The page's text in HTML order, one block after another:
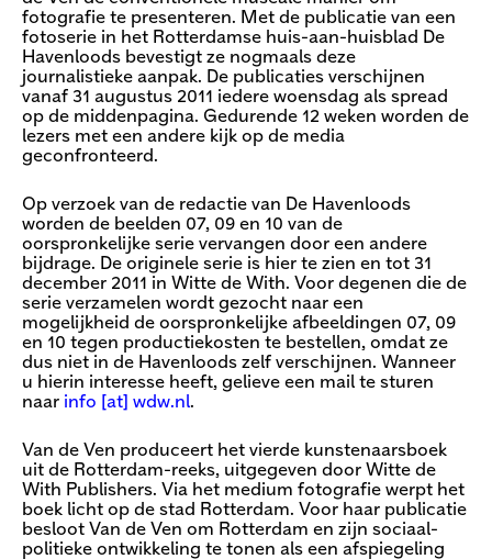
fotografie te presenteren. Met de publicatie van een
fotoserie in het Rotterdamse huis-aan-huisblad De
Havenloods bevestigt ze nogmaals deze
journalistieke aanpak. De publicaties verschijnen
vanaf 31 augustus 2011 iedere woensdag als spread
op de middenpagina. Gedurende 12 weken worden de
lezers met een andere kijk op de media
geconfronteerd.
Op verzoek van de redactie van De Havenloods
worden de beelden 07, 09 en 10 van de
oorspronkelijke serie vervangen door een andere
bijdrage. De originele serie is hier te zien en tot 31
december 2011 in Witte de With. Voor degenen die de
serie verzamelen wordt gezocht naar een
mogelijkheid de oorspronkelijke afbeeldingen 07, 09
en 10 tegen productiekosten te bestellen, omdat ze
dus niet in de Havenloods zelf verschijnen. Wanneer
u hierin interesse heeft, gelieve een mail te sturen
naar info [​at​] wdw.nl.
Van de Ven produceert het vierde kunstenaarsboek
uit de Rotterdam-reeks, uitgegeven door Witte de
With Publishers. Via het medium fotografie werpt het
boek licht op de stad Rotterdam. Voor haar publicatie
besloot Van de Ven om Rotterdam en zijn sociaal-
politieke ontwikkeling te tonen als een afspiegeling